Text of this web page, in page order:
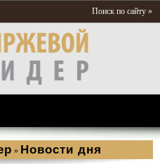
Поиск по сайту »
» Новости дня